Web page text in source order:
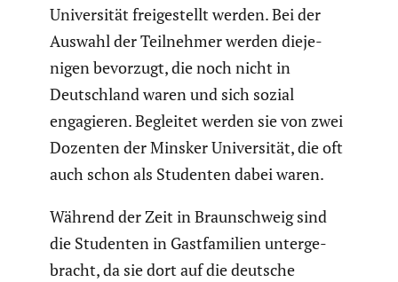
Univer­sität freige­stellt werden. Bei der
Auswahl der Teilnehmer werden dieje­
nigen bevorzugt, die noch nicht in
Deutsch­land waren und sich sozial
engagieren. Begleitet werden sie von zwei
Dozenten der Minsker Univer­sität, die oft
auch schon als Studenten dabei waren.
Während der Zeit in Braun­schweig sind
die Studenten in Gastfa­mi­lien unter­ge­
bracht, da sie dort auf die deutsche